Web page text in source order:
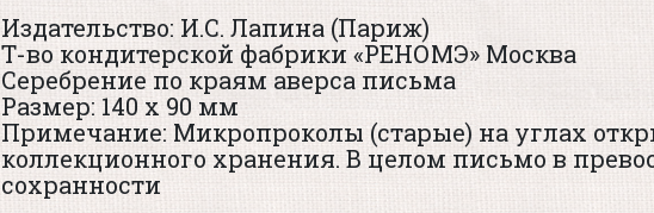
Издательство: И.С. Лапина (Париж)
Т-во кондитерской фабрики «РЕНОМЭ» Москва
Серебрение по краям аверса письма
Размер: 140 х 90 мм
Примечание: Микропроколы (старые) на углах
коллекционного хранения. В целом письмо в
сохранности